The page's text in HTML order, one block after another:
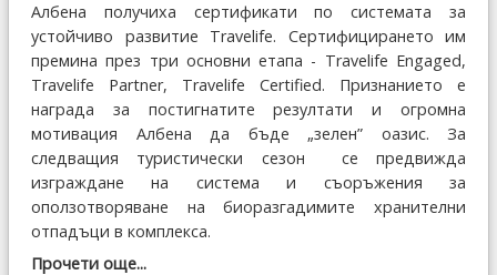
Албена получиха сертификати по системата за
устойчиво развитие Travelife. Сертифицирането им
премина през три основни етапа - Travelife Engaged,
Travelife Partner, Travelife Certified. Признанието е
награда за постигнатите резултати и огромна
мотивация Албена да бъде „зелен” оазис. За
следващия туристически сезон се предвижда
изграждане на система и съоръжения за
оползотворяване на биоразгадимите хранителни
отпадъци в комплекса.
Прочети още...